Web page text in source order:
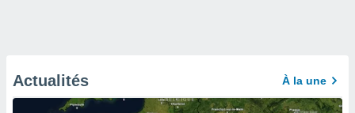
Actualités À la une